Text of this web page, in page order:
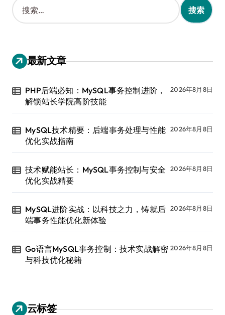
索
：
最新文章
PHP后端必知：MySQL事务控制进阶，
解锁站长学院高阶技能
2026年8月8日
MySQL技术精要：后端事务处理与性能
优化实战指南
2026年8月8日
技术赋能站长：MySQL事务控制与安全
优化实战精要
2026年8月8日
MySQL进阶实战：以科技之力，铸就后
端事务性能优化新体验
2026年8月8日
Go语言MySQL事务控制：技术实战解密
与科技优化秘籍
2026年8月8日
云标签